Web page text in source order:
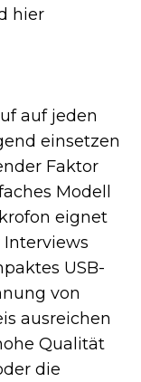
hier
auf jeden
einsetzen
Faktor
Modell
eignet
USB-
von
ausreichen
Qualität
die